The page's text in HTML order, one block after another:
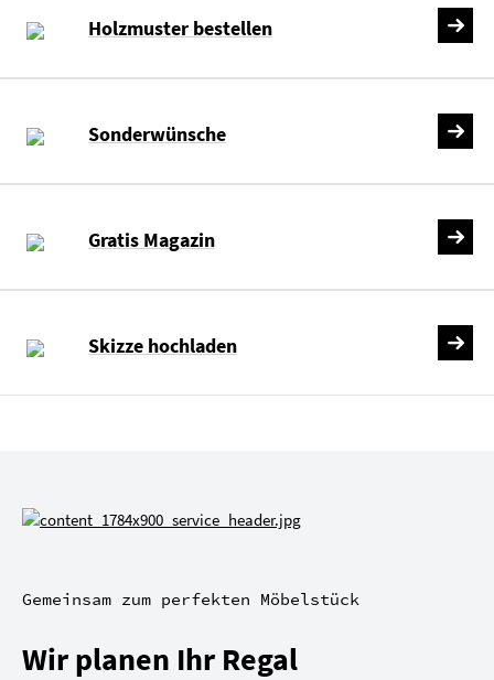
Holzmuster bestellen
Sonderwünsche
Gratis Magazin
Skizze hochladen
Gemeinsam zum perfekten Möbelstück
Wir planen Ihr Regal